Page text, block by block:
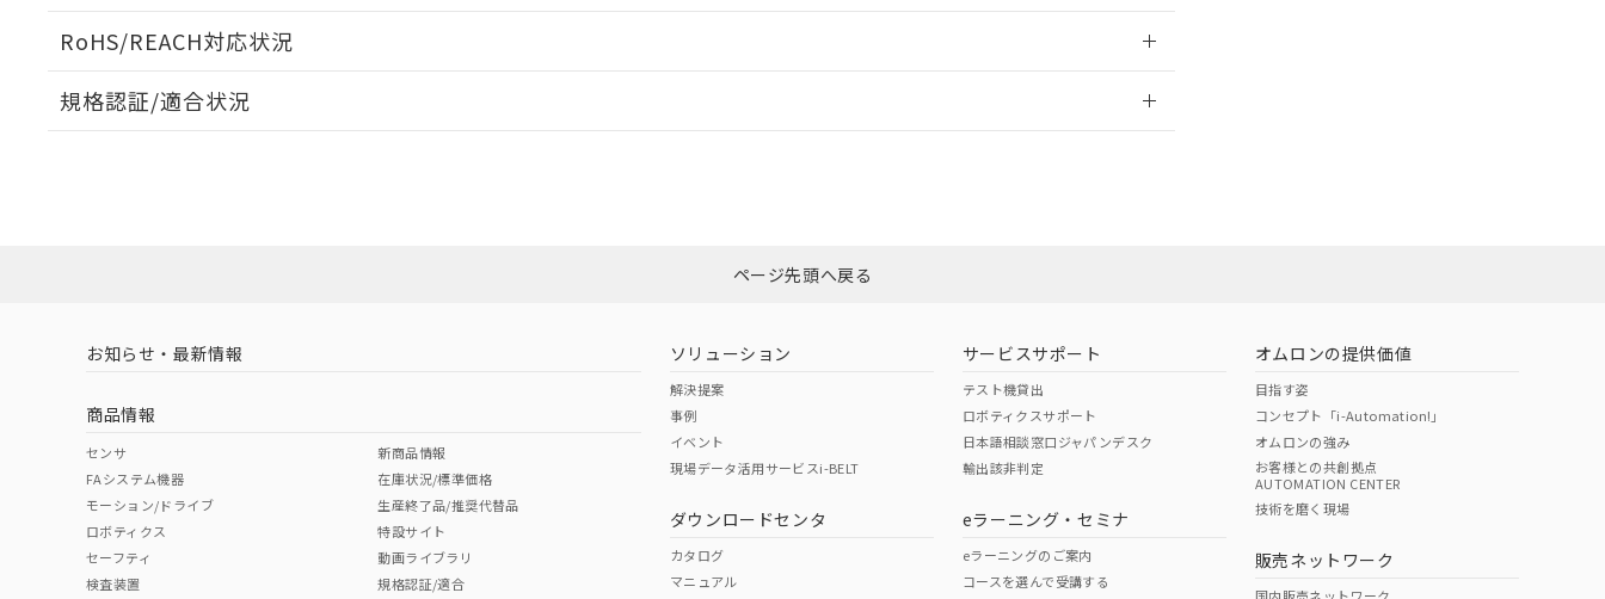
RoHS/REACH対応状況
EU RoHS 注意事項・凡例
ダウンロードはこちら
中国 RoHS 注意事項・凡例
中国 RoHS表
Pb Hg Cr(VI)
O O
規格認証/適合状況
（イギリス
（ノルウェー
（日本
（アメリカ
この製品の規格認証/適合状況ページへ
その他の認証はこちらのページからご検索ください
ページ先頭へ戻る
お知らせ・最新情報
商品情報
センサ
FAシステム機器
モーション/ドライブ
ロボティクス
セーフティ
検査装置
新商品情報
在庫状況/標準価格
生産終了品/推奨代替品
特設サイト
動画ライブラリ
規格認証/適合
ソリューション
解決提案
事例
イベント
現場データ活用サービスi-BELT
ダウンロードセンタ
カタログ
マニュアル
サービスサポート
テスト機貸出
ロボティクスサポート
日本語相談窓口ジャパンデスク
輸出該非判定
eラーニング・セミナ
eラーニングのご案内
コースを選んで受講する
オムロンの提供価値
目指す姿
コンセプト「i-Automation!」
オムロンの強み
お客様との共創拠点
AUTOMATION CENTER
技術を磨く現場
販売ネットワーク